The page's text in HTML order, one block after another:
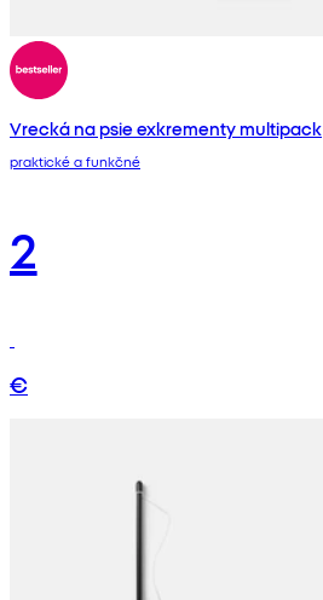
Vrecká na psie exkrementy multipack
praktické a funkčné
2
€